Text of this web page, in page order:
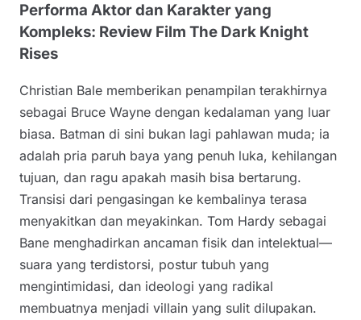
Performa Aktor dan Karakter yang
Kompleks: Review Film The Dark Knight
Rises
Christian Bale memberikan penampilan terakhirnya
sebagai Bruce Wayne dengan kedalaman yang luar
biasa. Batman di sini bukan lagi pahlawan muda; ia
adalah pria paruh baya yang penuh luka, kehilangan
tujuan, dan ragu apakah masih bisa bertarung.
Transisi dari pengasingan ke kembalinya terasa
menyakitkan dan meyakinkan. Tom Hardy sebagai
Bane menghadirkan ancaman fisik dan intelektual—
suara yang terdistorsi, postur tubuh yang
mengintimidasi, dan ideologi yang radikal
membuatnya menjadi villain yang sulit dilupakan.